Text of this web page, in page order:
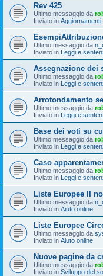
Rev 425
Ultimo messaggio da
Inviato in Aggiornamenti
Ultimo messaggio da
Inviato in Leggi e
Assegnazione dei
Ultimo messaggio da
Inviato in Leggi e
Arrotondamento
Ultimo messaggio da
Inviato in Leggi e
Base dei voti su
Ultimo messaggio da
Inviato in Leggi e
Caso
Ultimo messaggio da
Inviato in Leggi e
Liste Europee II
Ultimo messaggio da
Inviato in Aiuto online
Liste Europee
Ultimo messaggio da
Inviato in Aiuto online
Nuove pagine da
Ultimo messaggio da
Inviato in Sviluppo del